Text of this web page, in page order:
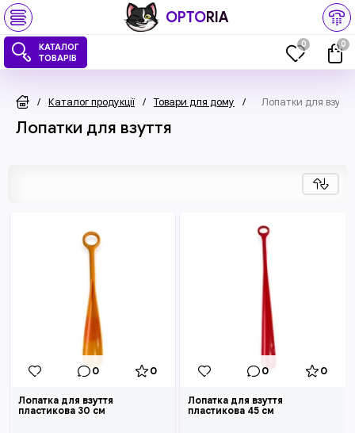
OPTORIA
КАТАЛОГ
ТОВАРІВ
0 0
/ Каталог продукції / Товари для дому / Лопатки для
Лопатки для взуття
0 0
Лопатка для взуття
пластикова 30 см
0 0
Лопатка для взуття
пластикова 45 см